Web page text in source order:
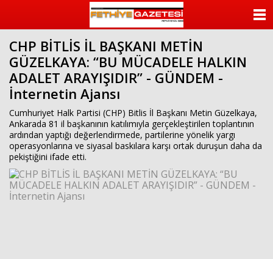
beylikdüzü
escort
bayan
beylikdüzü
escort
bayan
escort
beylikdüzü
escort
CHP BİTLİS İL BAŞKANI METİN
GÜZELKAYA: “BU MÜCADELE HALKIN
ADALET ARAYIŞIDIR” - GÜNDEM -
İnternetin Ajansı
Cumhuriyet Halk Partisi (CHP) Bitlis İl Başkanı Metin Güzelkaya,
Ankarada 81 il başkanının katılımıyla gerçekleştirilen toplantının
ardından yaptığı değerlendirmede, partilerine yönelik yargı
operasyonlarına ve siyasal baskılara karşı ortak duruşun daha da
pekiştiğini ifade etti.
KATEGORİLER
YAZARLAR
FOTO GALERİ